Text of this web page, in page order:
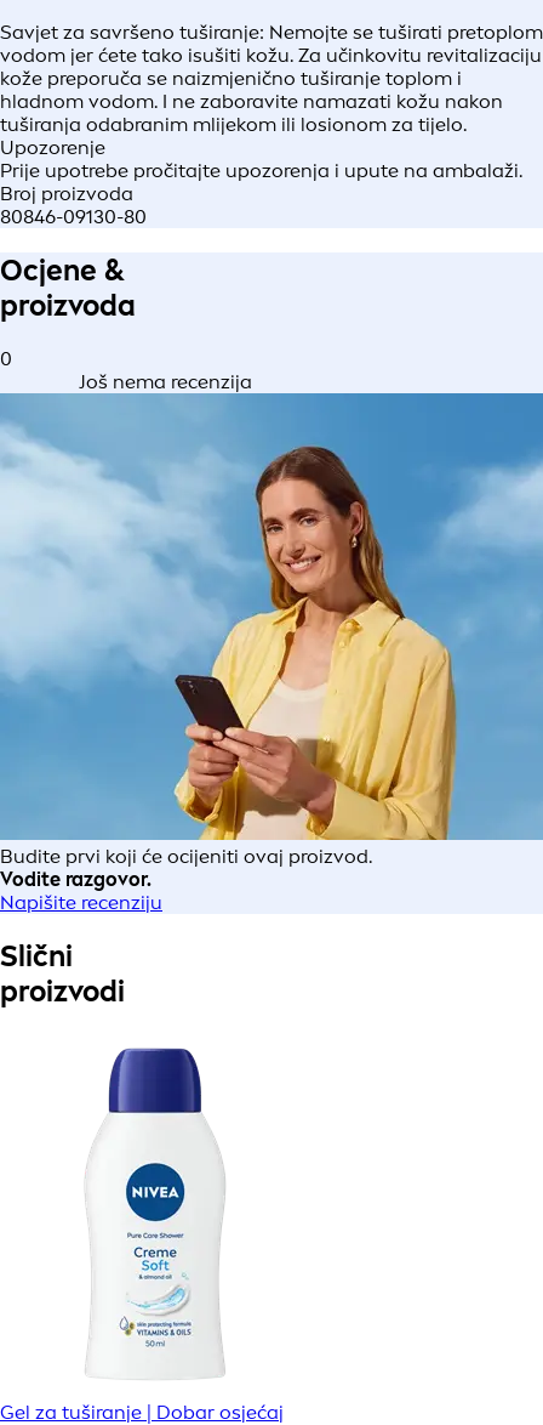
Savjet za savršeno tuširanje: Nemojte se tuširati pretoplom
vodom jer ćete tako isušiti kožu. Za učinkovitu revitalizaciju
kože preporuča se naizmjenično tuširanje toplom i
hladnom vodom. I ne zaboravite namazati kožu nakon
tuširanja odabranim mlijekom ili losionom za tijelo.
Upozorenje
Prije upotrebe pročitajte upozorenja i upute na ambalaži.
Broj proizvoda
80846-09130-80
Ocjene &
proizvoda
0
Još nema recenzija
Budite prvi koji će ocijeniti ovaj proizvod.
Vodite razgovor.
Napišite recenziju
Slični
proizvodi
Gel za tuširanje | Dobar osjećaj